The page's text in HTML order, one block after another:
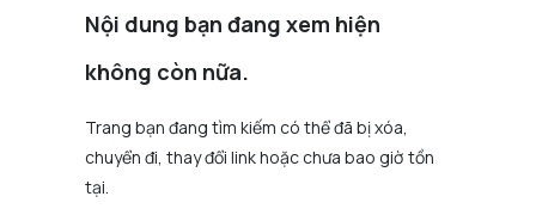
Nội dung bạn đang xem hiện
không còn nữa.
Trang bạn đang tìm kiếm có thể đã bị xóa,
chuyển đi, thay đổi link hoặc chưa bao giờ tồn
tại.